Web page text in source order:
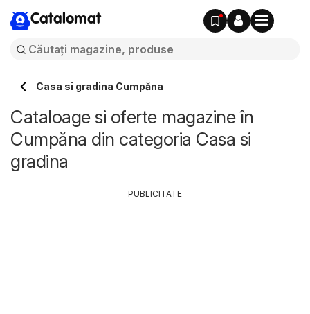
Catalomat
Casa si gradina Cumpăna
Cataloage si oferte magazine în
Cumpăna din categoria Casa si
gradina
PUBLICITATE